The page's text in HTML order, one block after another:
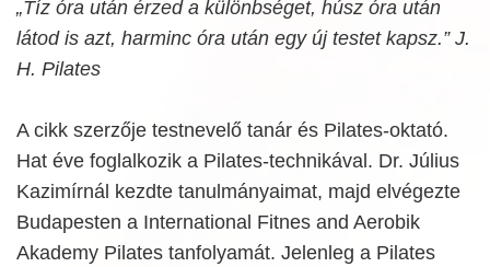
„Tíz óra után érzed a különbséget, húsz óra után
látod is azt, harminc óra után egy új testet kapsz.” J.
H. Pilates
A cikk szerzője testnevelő tanár és Pilates-oktató.
Hat éve foglalkozik a Pilates-technikával. Dr. Július
Kazimírnál kezdte tanulmányaimat, majd elvégezte
Budapesten a International Fitnes and Aerobik
Akademy Pilates tanfolyamát. Jelenleg a Pilates